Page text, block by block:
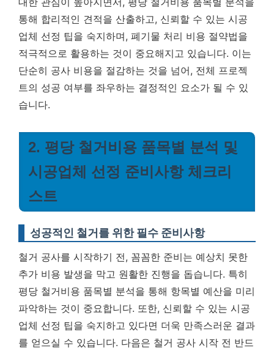
통해 합리적인 견적을 산출하고, 신뢰할 수 있는 시공
업체 선정 팁을 숙지하며, 폐기물 처리 비용 절약법을
적극적으로 활용하는 것이 중요해지고 있습니다. 이는
단순히 공사 비용을 절감하는 것을 넘어, 전체 프로젝
트의 성공 여부를 좌우하는 결정적인 요소가 될 수 있
습니다.
2. 평당 철거비용 품목별 분석 및
시공업체 선정 준비사항 체크리
스트
성공적인 철거를 위한 필수 준비사항
철거 공사를 시작하기 전, 꼼꼼한 준비는 예상치 못한
추가 비용 발생을 막고 원활한 진행을 돕습니다. 특히
평당 철거비용 품목별 분석을 통해 항목별 예산을 미리
파악하는 것이 중요합니다. 또한, 신뢰할 수 있는 시공
업체 선정 팁을 숙지하고 있다면 더욱 만족스러운 결과
를 얻으실 수 있습니다. 다음은 철거 공사 시작 전 반드